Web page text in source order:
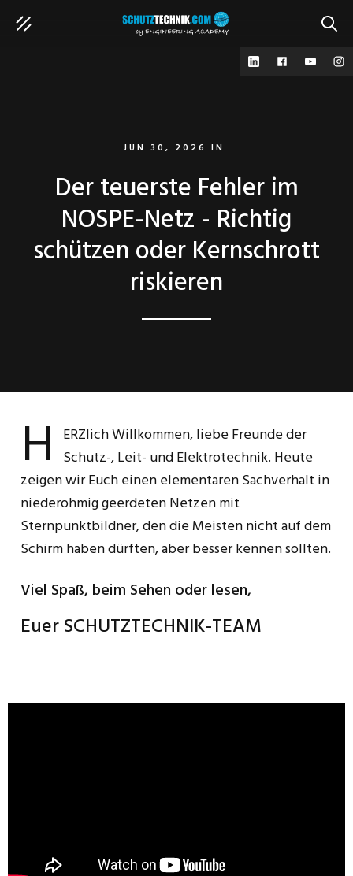
JUN 30, 2026 IN
Der teuerste Fehler im
NOSPE-Netz - Richtig
schützen oder Kernschrott
riskieren
H ERZlich Willkommen, liebe Freunde der
Schutz-, Leit- und Elektrotechnik. Heute
zeigen wir Euch einen elementaren Sachverhalt in
niederohmig geerdeten Netzen mit
Sternpunktbildner, den die Meisten nicht auf dem
Schirm haben dürften, aber besser kennen sollten.
Viel Spaß, beim Sehen oder lesen,
Euer SCHUTZTECHNIK-TEAM